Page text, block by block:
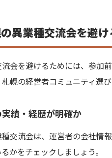
異業種交流会を避
会を避けるためには、参加
幌の経営者コミュニティ選
績・経歴が明確か
交流会は、運営者の会社情
かをチェックしましょう。